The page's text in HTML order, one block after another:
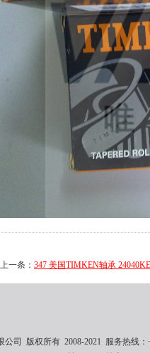
上一条： 347 美国TIMKEN轴承
公司 版权所有 2008-2021 服务热线：